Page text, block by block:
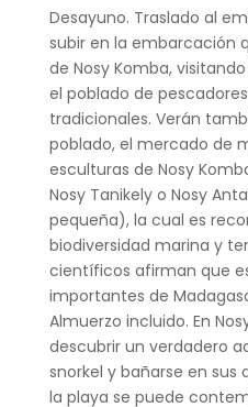
Desayuno. Traslado al
subir en la embarcación
de Nosy Komba,
el poblado de
tradicionales. Verán
poblado, el mercado de
esculturas de Nosy
Nosy Tanikely o Nosy
pequeña), la cual es
biodiversidad marina y
científicos afirman que
importantes de
Almuerzo incluido. En
descubrir un verdadero
snorkel y bañarse en sus
la playa se puede